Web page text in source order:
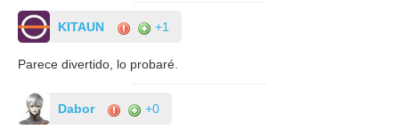
KITAUN +1
Parece divertido, lo probaré.
Dabor +0